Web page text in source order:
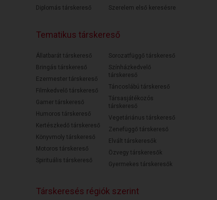
Diplomás társkereső
Szerelem első keresésre
Tematikus társkereső
Állatbarát társkereső
Bringás társkereső
Ezermester társkereső
Filmkedvelő társkereső
Gamer társkereső
Humoros társkereső
Kertészkedő társkereső
Könyvmoly társkereső
Motoros társkereső
Spirituális társkereső
Sorozatfüggő társkereső
Színházkedvelő
társkereső
Táncoslábú társkereső
Társasjátékozós
társkereső
Vegetáriánus társkereső
Zenefüggő társkereső
Elvált társkeresők
Özvegy társkeresők
Gyermekes társkeresők
Társkeresés régiók szerint